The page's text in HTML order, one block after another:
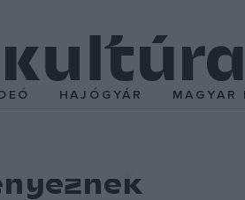
HAJÓGYÁR MAGYAR